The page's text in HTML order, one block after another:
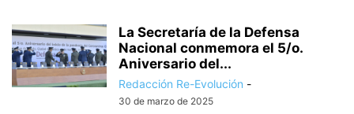
La Secretaría de la Defensa
Nacional conmemora el 5/o.
Aniversario del...
Redacción Re-Evolución -
30 de marzo de 2025